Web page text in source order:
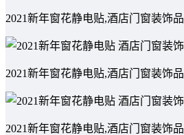
2021新年窗花静电贴,酒店门窗装饰品
2021新年窗花静电贴,酒店门窗装饰品
2021新年窗花静电贴,酒店门窗装饰品